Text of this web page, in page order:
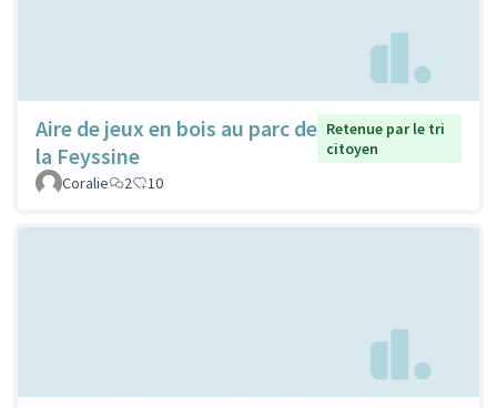
Aire de jeux en bois au parc de
la Feyssine
Retenue par le tri
citoyen
Coralie
2 10